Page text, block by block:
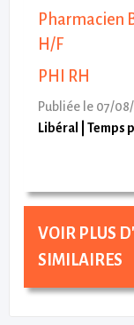
Pharmacien
H/F
PHI RH
Publiée le 07/
Libéral
Temps
VOIR PLUS
SIMILAIRES